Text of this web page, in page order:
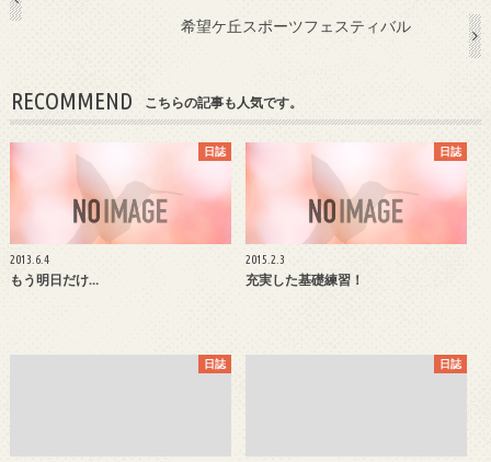
希望ケ丘スポーツフェスティバル
RECOMMEND こちらの記事も人気です。
日誌
2013.6.4
もう明日だけ…
日誌
2015.2.3
充実した基礎練習！
日誌 日誌